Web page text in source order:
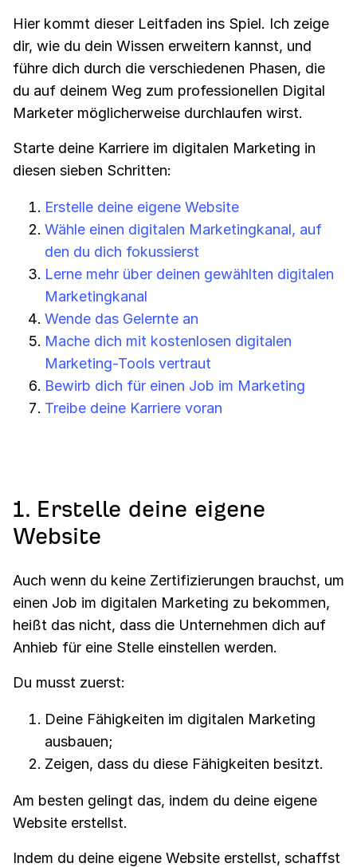
Hier kommt dieser Leitfaden ins Spiel. Ich zeige
dir, wie du dein Wissen erweitern kannst, und
führe dich durch die verschiedenen Phasen, die
du auf deinem Weg zum professionellen Digital
Marketer möglicherweise durchlaufen wirst.
Starte deine Karriere im digitalen Marketing in
diesen sieben Schritten:
Erstelle deine eigene Website
Wähle einen digitalen Marketingkanal, auf
den du dich fokussierst
Lerne mehr über deinen gewählten digitalen
Marketingkanal
Wende das Gelernte an
Mache dich mit kostenlosen digitalen
Marketing-Tools vertraut
Bewirb dich für einen Job im Marketing
Treibe deine Karriere voran
1. Erstelle deine eigene
Website
Auch wenn du keine Zertifizierungen brauchst, um
einen Job im digitalen Marketing zu bekommen,
heißt das nicht, dass die Unternehmen dich auf
Anhieb für eine Stelle einstellen werden.
Du musst zuerst:
Deine Fähigkeiten im digitalen Marketing
ausbauen;
Zeigen, dass du diese Fähigkeiten besitzt.
Am besten gelingt das, indem du deine eigene
Website erstellst.
Indem du deine eigene Website erstellst, schaffst